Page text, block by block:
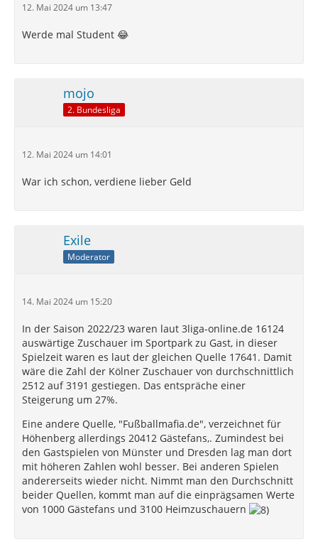
12. Mai 2024 um 13:47
Werde mal Student 😂
mojo
2. Bundesliga
12. Mai 2024 um 14:01
War ich schon, verdiene lieber Geld
Exile
Moderator
14. Mai 2024 um 15:20
In der Saison 2022/23 waren laut 3liga-online.de 16124
auswärtige Zuschauer im Sportpark zu Gast, in dieser
Spielzeit waren es laut der gleichen Quelle 17641. Damit
wäre die Zahl der Kölner Zuschauer von durchschnittlich
2512 auf 3191 gestiegen. Das entspräche einer
Steigerung um 27%.
Eine andere Quelle, "Fußballmafia.de", verzeichnet für
Höhenberg allerdings 20412 Gästefans,. Zumindest bei
den Gastspielen von Münster und Dresden lag man dort
mit höheren Zahlen wohl besser. Bei anderen Spielen
andererseits wieder nicht. Nimmt man den Durchschnitt
beider Quellen, kommt man auf die einprägsamen Werte
von 1000 Gästefans und 3100 Heimzuschauern